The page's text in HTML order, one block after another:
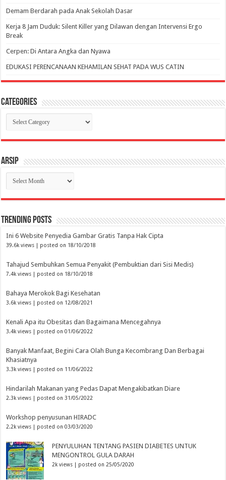
Demam Berdarah pada Anak Sekolah Dasar
Kerja 8 Jam Duduk: Silent Killer yang Dilawan dengan Intervensi Ergo
Break
Cerpen: Di Antara Angka dan Nyawa
EDUKASI PERENCANAAN KEHAMILAN SEHAT PADA WUS CATIN
Categories
Categories
Arsip
Arsip
Trending Posts
Ini 6 Website Penyedia Gambar Gratis Tanpa Hak Cipta
39.6k views posted on 18/10/2018
Tahajud Sembuhkan Semua Penyakit (Pembuktian dari Sisi Medis)
7.4k views posted on 18/10/2018
Bahaya Merokok Bagi Kesehatan
3.6k views posted on 12/08/2021
Kenali Apa itu Obesitas dan Bagaimana Mencegahnya
3.4k views posted on 01/06/2022
Banyak Manfaat, Begini Cara Olah Bunga Kecombrang Dan Berbagai
Khasiatnya
3.3k views posted on 11/06/2022
Hindarilah Makanan yang Pedas Dapat Mengakibatkan Diare
2.3k views posted on 31/05/2022
Workshop penyusunan HIRADC
2.2k views posted on 03/03/2020
PENYULUHAN TENTANG PASIEN DIABETES UNTUK
MENGONTROL GULA DARAH
2k views posted on 25/05/2020